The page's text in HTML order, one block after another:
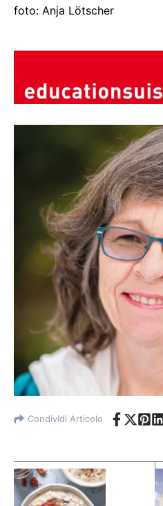
foto: Anja Lötscher
Condividi Articolo